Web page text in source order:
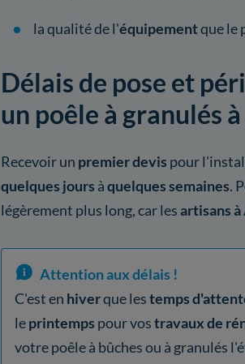
la qualité de l'équipementque le
Délais de pose et
un poêle à granulés
Recevoir un premier devis pour
quelques jours àquelques semaines.
légèrement plus long, car lesartisans
Attention aux délais !
C'est en hiverque lestemps
leprintemps pour vostravaux de
votre poêle à bûches ou à granulés